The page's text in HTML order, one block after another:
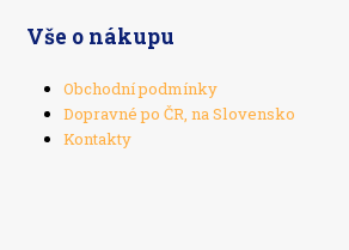
Vše o nákupu
Obchodní podmínky
Dopravné po ČR, na Slovensko
Kontakty